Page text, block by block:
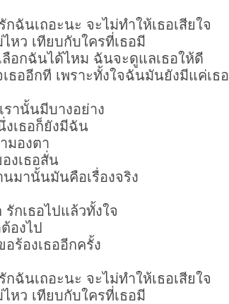
ฉันเถอะนะ จะไม่ทำให้เธอเสียใจ
หว เทียบกับใครที่เธอมี
ลือกฉันได้ไหม ฉันจะดูแลเธอให้ดี
ธออีกที เพราะทั้งใจฉันมันยังมีแค่เธอ
รานั้นมีบางอย่าง
งเธอก็ยังมีฉัน
มองตา
งเธอสั่น
มานั้นมันคือเรื่องจริง
รักเธอไปแล้วทั้งใจ
องไป
ร้องเธออีกครั้ง
ฉันเถอะนะ จะไม่ทำให้เธอเสียใจ
หว เทียบกับใครที่เธอมี